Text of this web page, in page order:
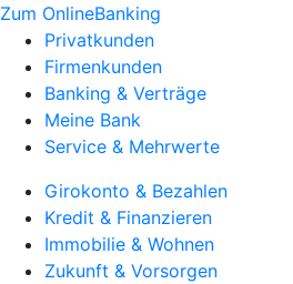
Zum OnlineBanking
Privatkunden
Firmenkunden
Banking & Verträge
Meine Bank
Service & Mehrwerte
Girokonto & Bezahlen
Kredit & Finanzieren
Immobilie & Wohnen
Zukunft & Vorsorgen